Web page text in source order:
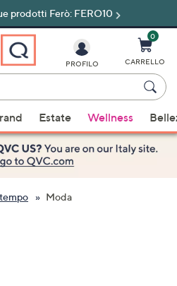
prodotti Ferò: FERO10
PROFILO
0
CARRELLO
Estate Wellness
Moda